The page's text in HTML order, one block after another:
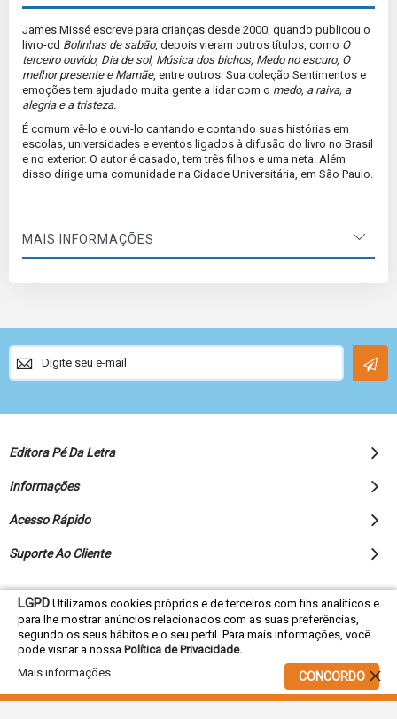
LGPD Utilizamos cookies próprios e de terceiros com fins analíticos e
para lhe mostrar anúncios relacionados com as suas preferências,
segundo os seus hábitos e o seu perfil. Para mais informações, você
pode visitar a nossa Política de Privacidade.
Mais informações
CONCORDO
James Missé escreve para crianças desde 2000, quando publicou o
livro-cd Bolinhas de sabão, depois vieram outros títulos, como O
terceiro ouvido, Dia de sol, Música dos bichos, Medo no escuro, O
melhor presente e Mamãe, entre outros. Sua coleção Sentimentos e
emoções tem ajudado muita gente a lidar com o medo, a raiva, a
alegria e a tristeza.
É comum vê-lo e ouvi-lo cantando e contando suas histórias em
escolas, universidades e eventos ligados à difusão do livro no Brasil
e no exterior. O autor é casado, tem três filhos e uma neta. Além
disso dirige uma comunidade na Cidade Universitária, em São Paulo.
MAIS INFORMAÇÕES
Sign
Up
for
Newsletter:
Editora Pé Da Letra
Informações
Acesso Rápido
Suporte Ao Cliente
© 2022 Editora Pé da Letra - Todos os direitos reservados